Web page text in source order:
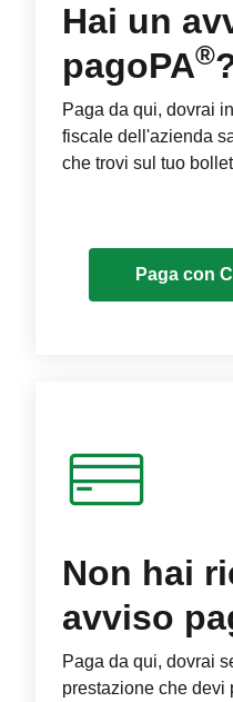
Hai un
pagoPA®
Paga da qui, dovrai
fiscale dell'azienda
che trovi sul tuo
Paga con
Non hai
avviso
Paga da qui, dovrai
prestazione che devi